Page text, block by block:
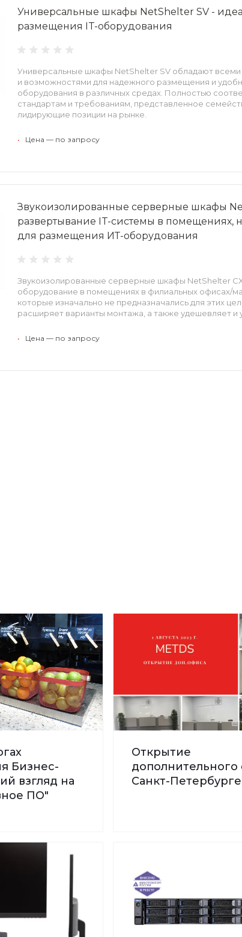
Универсальные шкафы NetShelter SV -
размещения IT-оборудования
Универсальные шкафы NetShelter SV обладают
и возможностями для надежного размещения и
оборудования в различных средах. Полностью
стандартам и требованиям, представленное
лидирующие позиции на рынке.
• Цена — по запросу
Звукоизолированные серверные шкафы
развертывание IT-системы в помещениях,
для размещения ИТ-оборудования
Звукоизолированные серверные шкафы NetShelter
оборудование в помещениях в филиальных офисах/
которые изначально не предназначались для этих
расширяет варианты монтажа, а также удешевляет и
• Цена — по запросу
Бизнес-
взгляд на
ПО"
Открытие
дополнительного
Санкт-